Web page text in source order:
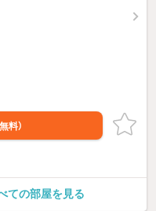
無料）
ての部屋を見る